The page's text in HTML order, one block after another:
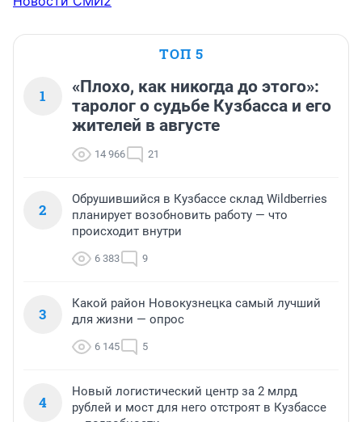
ТОП 5
1
«Плохо, как никогда до этого»:
таролог о судьбе Кузбасса и его
жителей в августе
14 966 21
2
Обрушившийся в Кузбассе склад Wildberries
планирует возобновить работу — что
происходит внутри
6 383 9
3
Какой район Новокузнецка самый лучший
для жизни — опрос
6 145 5
4
Новый логистический центр за 2 млрд
рублей и мост для него отстроят в Кузбассе